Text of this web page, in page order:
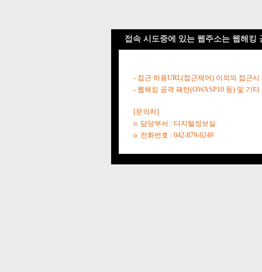
접속 시도중에 있는 웹주소는 웹해킹
- 접근 허용URL(접근제어) 이외의 접근시
- 웹해킹 공격 패턴(OWASP10 등) 및 기
[문의처]
o. 담당부서 : 디지털정보실
o. 전화번호 : 042-879-6249